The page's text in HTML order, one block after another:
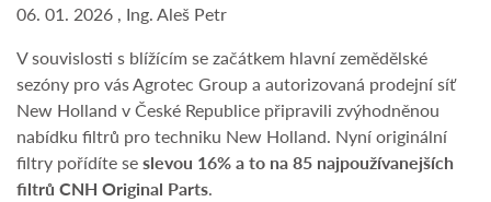
06. 01. 2026 , Ing. Aleš Petr
V souvislosti s blížícím se začátkem hlavní zemědělské
sezóny pro vás Agrotec Group a autorizovaná prodejní síť
New Holland v České Republice připravili zvýhodněnou
nabídku filtrů pro techniku New Holland. Nyní originální
filtry pořídíte seslevou 16% a to na 85 najpoužívanejších
filtrů CNH Original Parts.